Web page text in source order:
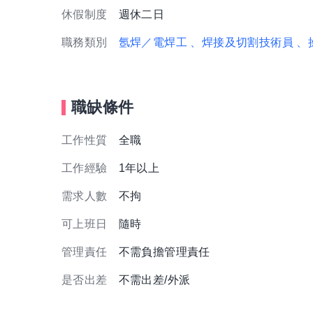
休假制度 週休二日
職務類別 氬焊／電焊工 、焊接及切割技術員
職缺條件
工作性質 全職
工作經驗 1年以上
需求人數 不拘
可上班日 隨時
管理責任 不需負擔管理責任
是否出差 不需出差/外派